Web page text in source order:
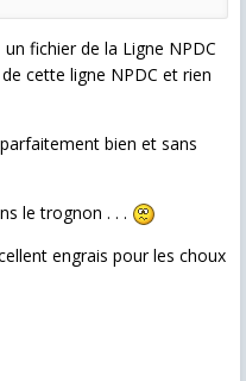
fichier de la Ligne NPDC
cette ligne NPDC et rien
bien et sans
le trognon . . .
engrais pour les choux